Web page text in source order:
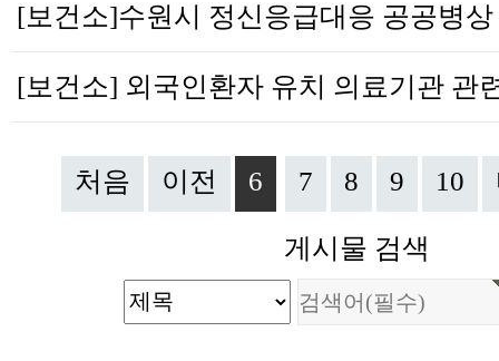
처음 이전 6 7 8 9 10
게시물 검색